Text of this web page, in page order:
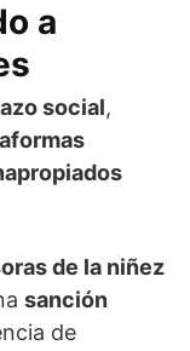
a
social,
de la niñez
sanción
de